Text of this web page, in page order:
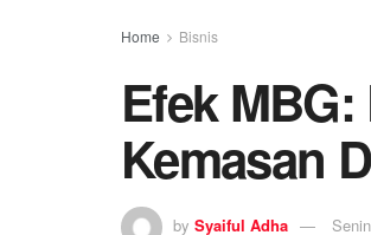
Home Bisnis
Efek
Kemasan
by Syaiful Adha